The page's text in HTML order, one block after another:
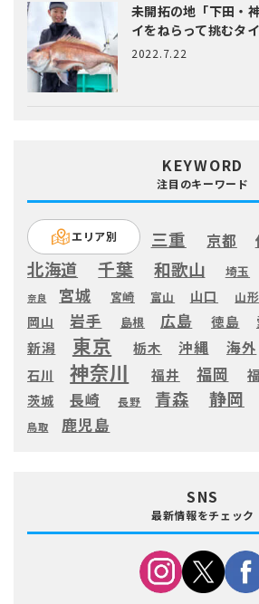
未開拓の地「下田・
イをねらって挑むタ
2022.7.22
KEYWORD
注目のキーワード
エリア別 三重 京都
北海道 千葉 和歌山 埼玉
奈良 宮城 宮崎 富山 山口 山形
岡山
岩手 島根 広島 徳島
新潟 東京 栃木 沖縄 海外
石川
神奈川 福井 福岡
茨城 長崎 長野 青森 静岡
鳥取 鹿児島
SNS
最新情報をチェック